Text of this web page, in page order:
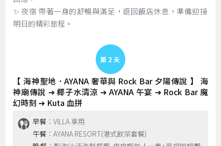
✨ 夜宿 帶著一身的舒暢與滿足，返回飯店休息，準備迎接
明日的精彩旅程。
Day 2
【 海神聖地．AYANA 奢華與 Rock Bar 夕陽傳說 】 海
神廟傳說 ➔ 椰子水清涼 ➔ AYANA 午宴 ➔ Rock Bar 魔
幻時刻 ➔ Kuta 血拼
早餐 ：VILLA 享用
午餐 ：AYANA RESORT(港式飲茶套餐)